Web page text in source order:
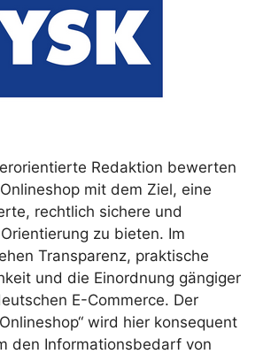
Redaktion bewerten
mit dem Ziel, eine
rechtlich sichere und
zu bieten. Im
Transparenz, praktische
und die Einordnung gängiger
E-Commerce. Der
wird hier konsequent
den Informationsbedarf von